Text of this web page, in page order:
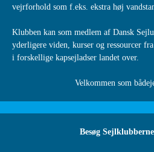
vejrforhold som f.eks. ekstra høj
Klubben kan som medlem af Dansk
yderligere viden, kurser og ressourcer
i forskellige kapsejladser landet over.
Velkommen som
Besøg